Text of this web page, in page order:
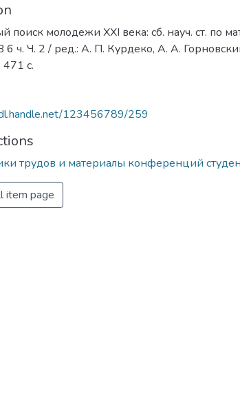
поиск молодежи XXI века: сб. науч. ст. по
6 ч. Ч. 2 / ред.: А. П. Курдеко, А. А.
с.
123456789/259
трудов и материалы конференций
item page